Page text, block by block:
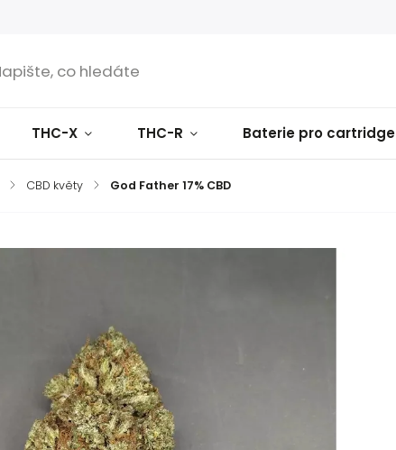
THC-X THC-R Baterie pro cartridge
/ CBD květy / God Father 17% CBD